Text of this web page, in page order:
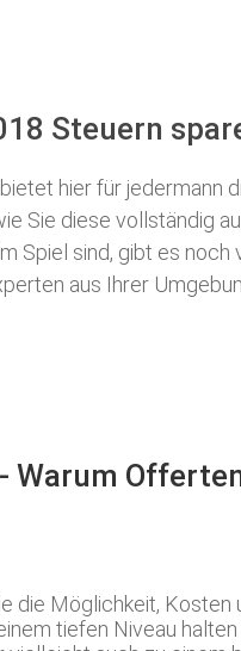
Steuern
hier für jedermann
Sie diese vollständig
Spiel sind, gibt es
aus Ihrer
Warum
die Möglichkeit,
tiefen Niveau